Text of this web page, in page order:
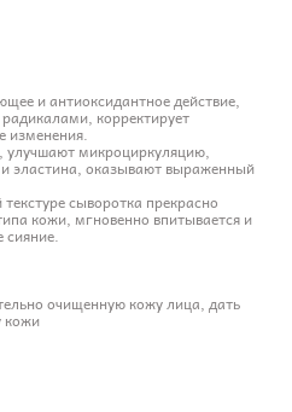
и антиоксидантное действие,
корректирует
изменения.
улучшают микроциркуляцию,
эластина, оказывают выраженный
сыворотка прекрасно
кожи, мгновенно впитывается и
сияние.
очищенную кожу лица, дать
кожи